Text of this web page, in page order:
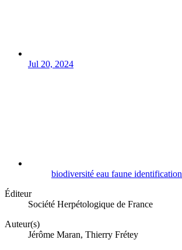
Jul 20, 2024
biodiversité eau faune identification
Éditeur
Société Herpétologique de France
Auteur(s)
Jérôme Maran, Thierry Frétey